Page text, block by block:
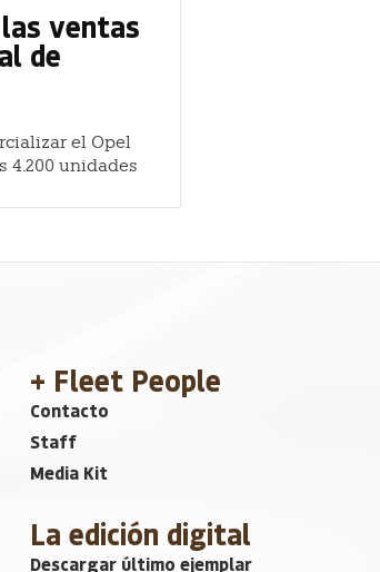
ventas
de
el Opel
4.200 unidades
+ Fleet People
Contacto
Staff
Media Kit
La edición digital
Descargar último ejemplar